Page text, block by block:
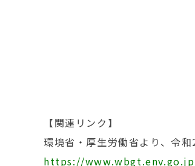
【関連リンク】
環境省・厚生労働省より、令
https://